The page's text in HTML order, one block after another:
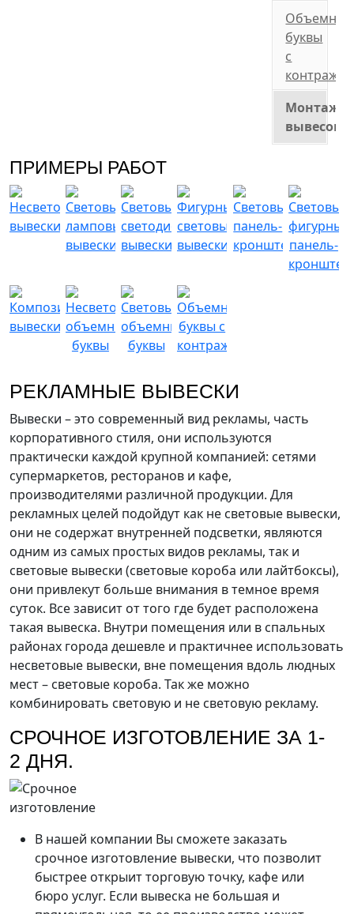
Объемные
буквы
с
Монтаж
вывесок
ПРИМЕРЫ РАБОТ
РЕКЛАМНЫЕ ВЫВЕСКИ
Вывески – это современный вид рекламы, часть
корпоративного стиля, они используются
практически каждой крупной компанией: сетями
супермаркетов, ресторанов и кафе,
производителями различной продукции. Для
рекламных целей подойдут как не световые вывески,
они не содержат внутренней подсветки, являются
одним из самых простых видов рекламы, так и
световые вывески (световые короба или лайтбоксы),
они привлекут больше внимания в темное время
суток. Все зависит от того где будет расположена
такая вывеска. Внутри помещения или в спальных
районах города дешевле и практичнее использовать
несветовые вывески, вне помещения вдоль людных
мест – световые короба. Так же можно
комбинировать световую и не световую рекламу.
СРОЧНОЕ ИЗГОТОВЛЕНИЕ ЗА 1-
2 ДНЯ.
В нашей компании Вы сможете заказать
срочное изготовление вывески, что позволит
быстрее открыит торговую точку, кафе или
бюро услуг. Если вывеска не большая и